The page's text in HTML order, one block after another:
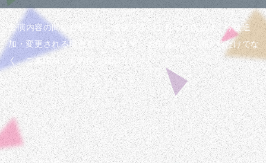
※公演内容の問い合わせはご遠慮下さいこれらの内容は、今後追
加・変更される場合もございます。お申込み・ご購入時だけでな
く、ご来場前にも再度ご確認ください。